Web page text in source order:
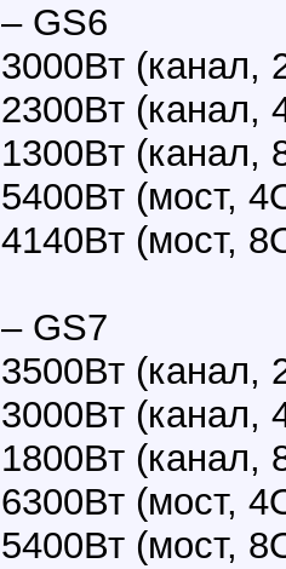
– GS6
3000Вт (канал,
2300Вт (канал,
1300Вт (канал,
5400Вт (мост,
4140Вт (мост,
– GS7
3500Вт (канал,
3000Вт (канал,
1800Вт (канал,
6300Вт (мост,
5400Вт (мост,